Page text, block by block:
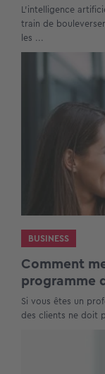
L’intelligence
train de
les ...
BUSINESS
Comment
programme
Si vous êtes un
des clients ne doit